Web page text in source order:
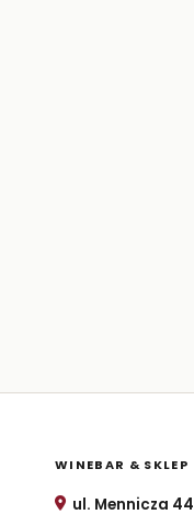
WINEBAR & SKLEP
ul. Mennicza 44